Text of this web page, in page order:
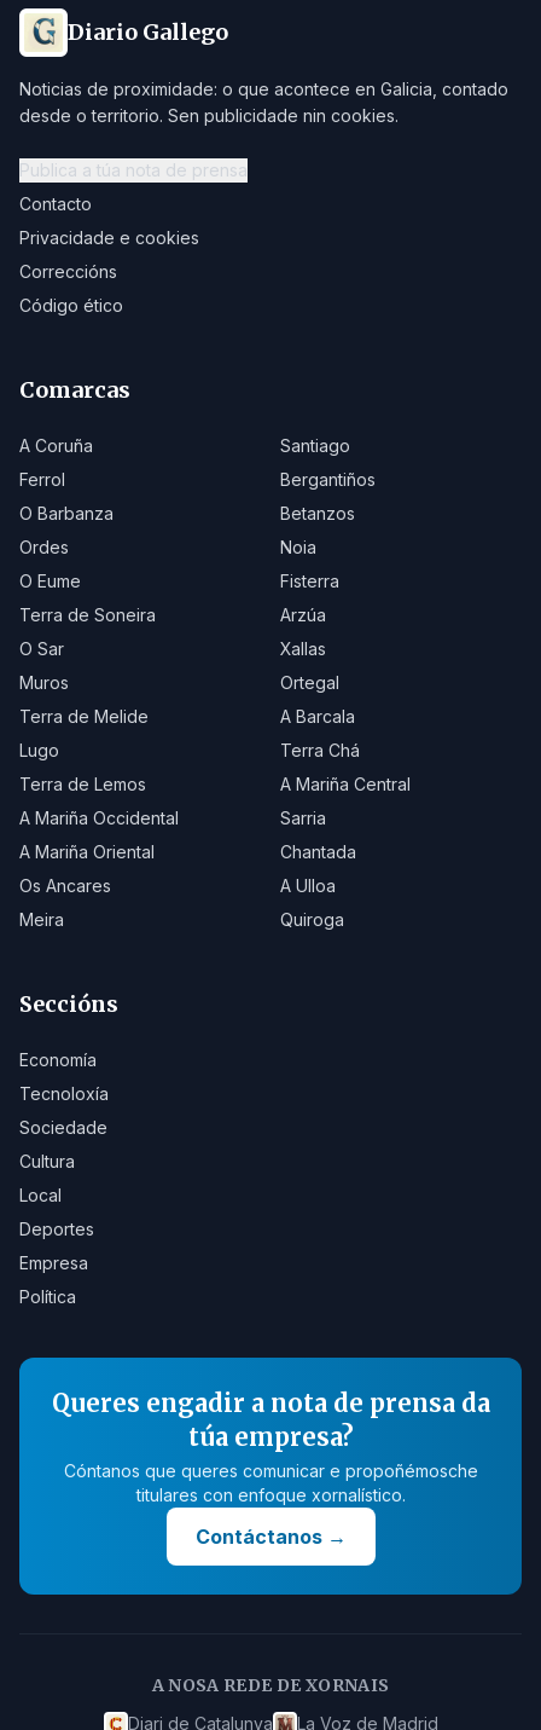
Diario Gallego
Noticias de proximidade: o que acontece en Galicia, contado
desde o territorio. Sen publicidade nin cookies.
Publica a túa nota de prensa
Contacto
Privacidade e cookies
Correccións
Código ético
Comarcas
A Coruña
Santiago
Ferrol
Bergantiños
O Barbanza
Betanzos
Ordes
Noia
O Eume
Fisterra
Terra de Soneira
Arzúa
O Sar
Xallas
Muros
Ortegal
Terra de Melide
A Barcala
Lugo
Terra Chá
Terra de Lemos
A Mariña Central
A Mariña Occidental
Sarria
A Mariña Oriental
Chantada
Os Ancares
A Ulloa
Meira
Quiroga
Seccións
Economía
Tecnoloxía
Sociedade
Cultura
Local
Deportes
Empresa
Política
Queres engadir a nota de prensa da
túa empresa?
Cóntanos que queres comunicar e propoñémosche
titulares con enfoque xornalístico.
Contáctanos→
A NOSA REDE DE XORNAIS
Diari de Catalunya La Voz de Madrid